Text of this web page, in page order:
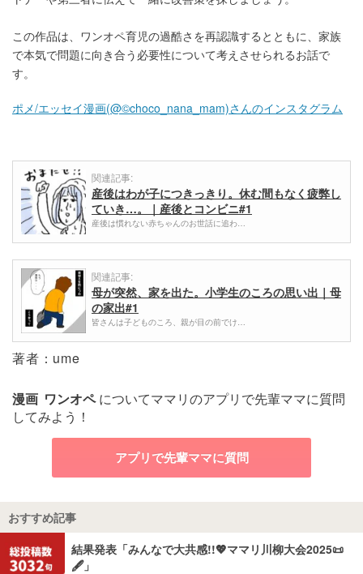
この作品は、ワンオペ育児の過酷さを再認識するとともに、家族
で本気で問題に向き合う必要性について考えさせられるお話で
す。
ポメ/エッセイ漫画(@©choco_nana_mam)さんのインスタグラム
関連記事:
産後はわが子につきっきり。休む間もなく疲弊し
ていき…。｜産後とコンビニ#1
産後は慣れない赤ちゃんのお世話に追わ…
関連記事:
母が突然、家を出た。小学生のころの思い出｜母
の家出#1
皆さんは子どものころ、親が目の前でけ…
著者：ume
漫画 ワンオペについてママリのアプリで先輩ママに質問
してみよう！
アプリで先輩ママに質問
おすすめ記事
結果発表「みんなで大共感!!💖ママリ川柳大会2025📜
🖋️」